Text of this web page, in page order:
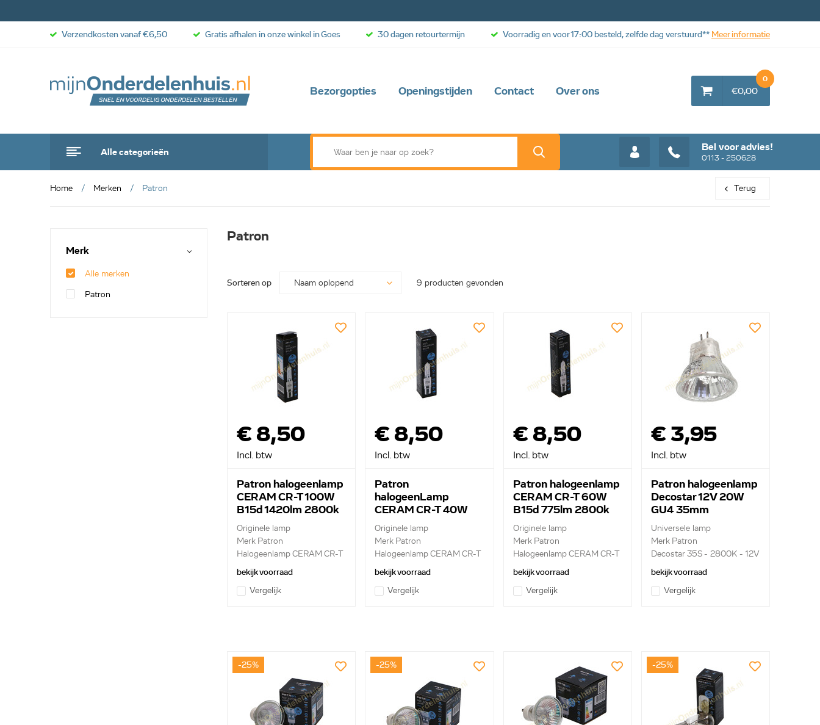
Bezorgopties Openingstijden Contact Over ons
Alle categorieën Bel voor advies!
0113 - 250628
€0,00
0
Verzendkosten vanaf €6,50 Gratis afhalen in onze winkel in Goes 30 dagen retourtermijn Voorradig en voor 17:00 besteld, zelfde dag verstuurd** Meer informatie
Home Merken Patron Terug
Merk
Alle merken
Patron
Patron
Sorteren op 9 producten gevonden
€ 8,50
Incl. btw
Patron halogeenlamp
CERAM CR-T 100W
B15d 1420lm 2800k
Originele lamp
Merk Patron
Halogeenlamp CERAM CR-T
100W B1...
bekijk voorraad
Vergelijk
€ 8,50
Incl. btw
Patron
halogeenLamp
CERAM CR-T 40W
B15d 465Lm 2800k
Originele lamp
Merk Patron
Halogeenlamp CERAM CR-T
40W B15...
bekijk voorraad
Vergelijk
€ 8,50
Incl. btw
Patron halogeenlamp
CERAM CR-T 60W
B15d 775lm 2800k
Originele lamp
Merk Patron
Halogeenlamp CERAM CR-T
60W B15...
bekijk voorraad
Vergelijk
€ 3,95
Incl. btw
Patron halogeenlamp
Decostar 12V 20W
GU4 35mm
Universele lamp
Merk Patron
Decostar 35S - 2800K - 12V
- 2...
bekijk voorraad
Vergelijk
-25% -25% -25%